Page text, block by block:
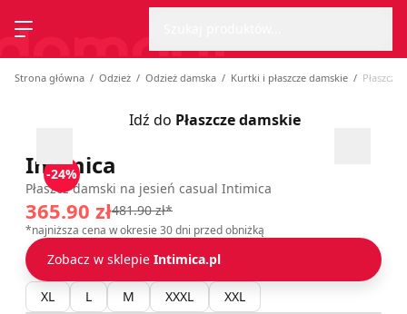
Przełącz menu
Strona główna Odzież Odzież damska Kurtki i płaszcze damskie
Idź do Płaszcze damskie
Przesuń w lewo
-24%
Intimica
Płaszcz damski na jesień casual Intimica
365.90 zł481.90 zł*
*najniższa cena w okresie 30 dni przed obniżką
Zobacz w sklepie Intimica.pl
XL L M XXXL XXL